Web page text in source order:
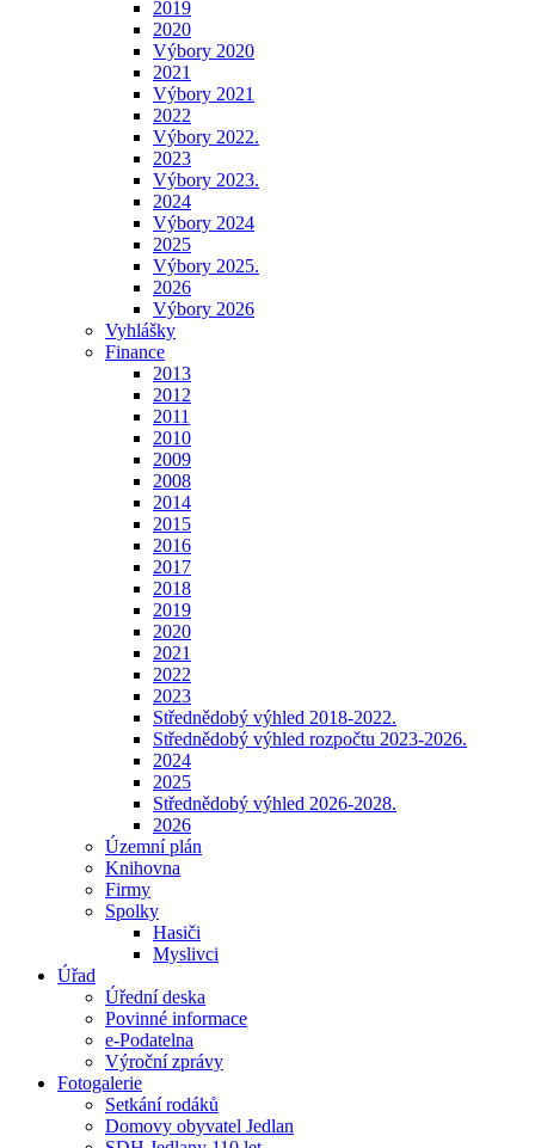
2019
2020
Výbory 2020
2021
Výbory 2021
2022
Výbory 2022.
2023
Výbory 2023.
2024
Výbory 2024
2025
Výbory 2025.
2026
Výbory 2026
Vyhlášky
Finance
2013
2012
2011
2010
2009
2008
2014
2015
2016
2017
2018
2019
2020
2021
2022
2023
Střednědobý výhled 2018-2022.
Střednědobý výhled rozpočtu 2023-2026.
2024
2025
Střednědobý výhled 2026-2028.
2026
Územní plán
Knihovna
Firmy
Spolky
Hasiči
Myslivci
Úřad
Úřední deska
Povinné informace
e-Podatelna
Výroční zprávy
Fotogalerie
Setkání rodáků
Domovy obyvatel Jedlan